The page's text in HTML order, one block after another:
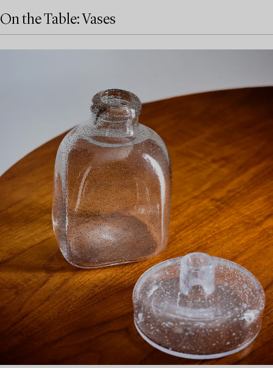
On the Table: Vases